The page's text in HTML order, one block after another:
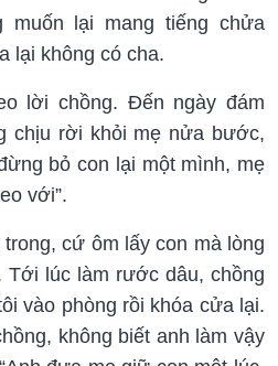
muốn lại mang tiếng chửa
lại không có cha.
lời chồng. Đến ngày đám
chịu rời khỏi mẹ nửa bước,
bỏ con lại một mình, mẹ
với”.
cứ ôm lấy con mà lòng
Tới lúc làm rước dâu, chồng
vào phòng rồi khóa cửa lại.
không biết anh làm vậy